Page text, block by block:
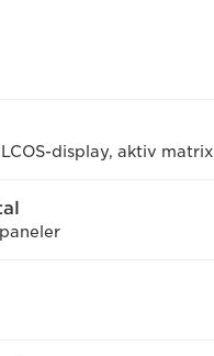
display, aktiv matrix